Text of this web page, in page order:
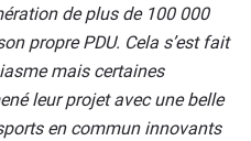
de plus de 100 000
propre PDU. Cela s’est fait
mais certaines
leur projet avec une belle
en commun innovants